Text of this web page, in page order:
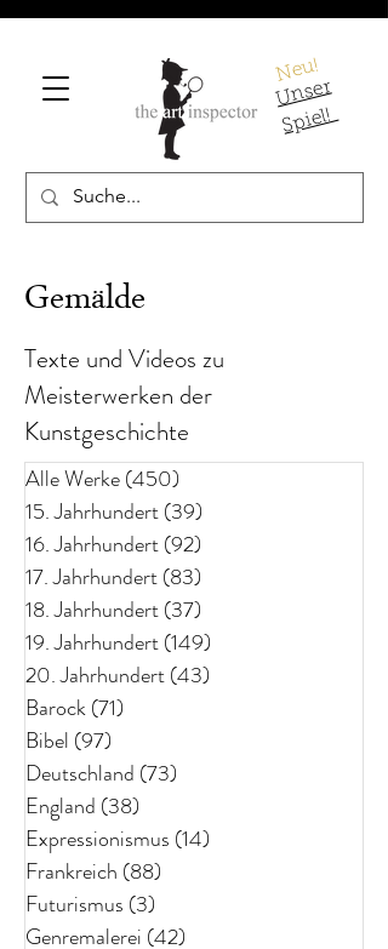
Neu!
U
ns
er
S
pi
el!
Gemälde
Texte und Videos zu
Meisterwerken der
Kunstgeschichte
Alle Werke(450)
15. Jahrhundert(39)
16. Jahrhundert(92)
17. Jahrhundert(83)
18. Jahrhundert(37)
19. Jahrhundert(149)
20. Jahrhundert(43)
Barock(71)
Bibel (97)
Deutschland (73)
England (38)
Expressionismus (14)
Frankreich (88)
Futurismus (3)
Genremalerei (42)